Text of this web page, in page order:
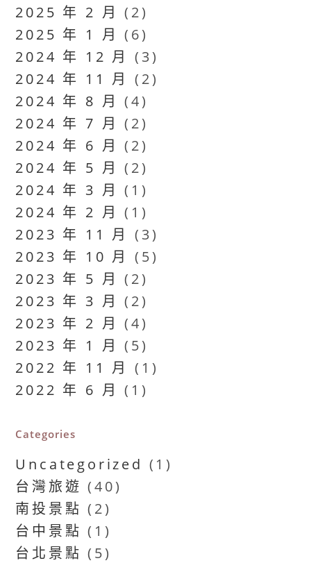
2025 年 2 月 (2)
2025 年 1 月 (6)
2024 年 12 月 (3)
2024 年 11 月 (2)
2024 年 8 月 (4)
2024 年 7 月 (2)
2024 年 6 月 (2)
2024 年 5 月 (2)
2024 年 3 月 (1)
2024 年 2 月 (1)
2023 年 11 月 (3)
2023 年 10 月 (5)
2023 年 5 月 (2)
2023 年 3 月 (2)
2023 年 2 月 (4)
2023 年 1 月 (5)
2022 年 11 月 (1)
2022 年 6 月 (1)
Categories
Uncategorized (1)
台灣旅遊 (40)
南投景點 (2)
台中景點 (1)
台北景點 (5)